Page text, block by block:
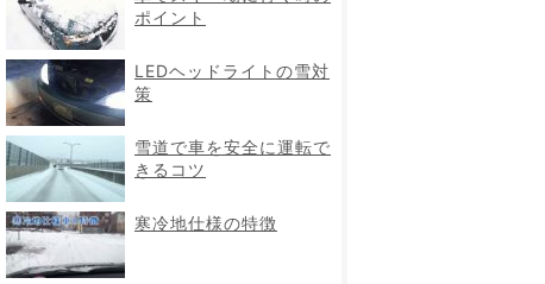
ポイント
LEDヘッドライトの雪対
策
雪道で車を安全に運転で
きるコツ
寒冷地仕様の特徴